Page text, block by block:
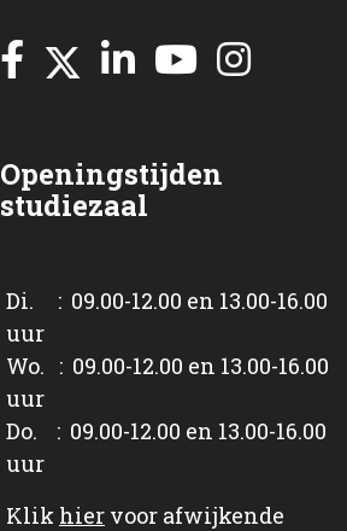
Openingstijden
studiezaal
Di. : 09.00-12.00 en 13.00-16.00
uur
Wo. : 09.00-12.00 en 13.00-16.00
uur
Do. : 09.00-12.00 en 13.00-16.00
uur
Klik hier voor afwijkende